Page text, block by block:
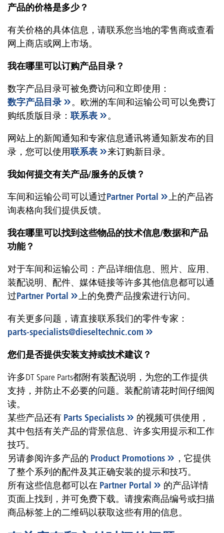
产品的价格是多少？
有关价格的具体信息，请联系您当地的零售商或查看
网上商店或网上市场。
我在哪里可以订购产品目录？
数字产品目录可被免费访问和立即使用：
数字产品目录
。欧洲的车间和运输公司可以免费订
购纸质版目录： 联系表 。
网站上的新闻通知和专家信息通讯将通知新发布的目
录，您可以使用联系表 来订购新目录。
我如何提交有关产品/服务的反馈？
车间和运输公司可以通过Partner Portal
上的产品咨
询表格向我们提供反馈。
我在哪里可以找到这些物品的技术信息/数据和产品
功能？
对于车间和运输公司：产品详细信息、照片、应用、
装配说明、配件、媒体链接等许多其他信息都可以通
过Partner Portal 上的免费产品搜索进行访问。
有关更多问题，请直接联系我们的零件专家：
parts-specialists@dieseltechnic.com
您们是否提供安装支持或技术建议？
许多DT Spare Parts都附有装配说明，为您的工作提供
支持，并防止不必要的问题。装配前请花时间仔细阅
读。
某些产品还有 Parts Specialists
的视频可供使用，
其中包括有关产品的背景信息、许多实用提示和工作
技巧。
另请参阅许多产品的 Product Promotions
，它提供
了整个系列的配件及其正确安装的提示和技巧。
所有这些信息都可以在 Partner Portal
的产品详情
页面上找到，并可免费下载。请搜索商品编号或扫描
商品标签上的二维码以获取这些有用的信息。